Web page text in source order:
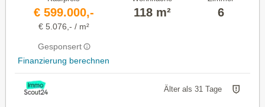
€ 599.000,-
€ 5.076,- / m²
Gesponsert
Finanzierung berechnen
118 m² 6
Älter als 31 Tage